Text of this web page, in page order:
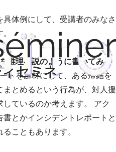
体例にして、受講者のみなさ
推理小説のように書いてみる
トを題材にして、ある帰結を
まとめるという行為が、対人援
ているのか考えます。 アク
とかインシデントレポートと
こともあります。